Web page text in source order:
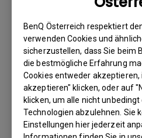
BenQ Österreich respektiert
verwenden Cookies und
sicherzustellen, dass Sie beim
die bestmögliche Erfahrung
Cookies entweder akzeptieren,
akzeptieren" klicken, oder auf
klicken, um alle nicht
Technologien abzulehnen. Sie
Einstellungen hier jederzeit
hervorragendes Seherlebnis
bewegungsscharf und
Umgebungslichtsensor des
die Lichtverhältnisse im Raum
der Projektion entsprechend
Integriertes Android TV™
Streaming Apps, wie Prime
Zusätzlich macht die volle